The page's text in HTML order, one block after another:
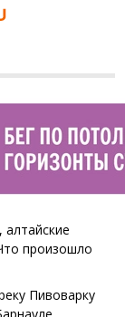
произошло
Пивоварку